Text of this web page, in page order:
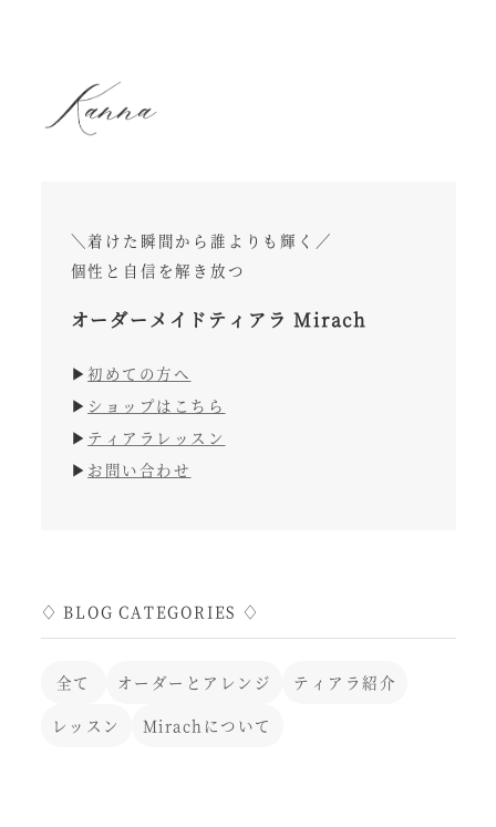
＼着けた瞬間から誰よりも輝く／
個性と自信を解き放つ
オーダーメイドティアラ Mirach
▶︎初めての方へ
▶︎ ショップはこちら
▶︎ ティアラレッスン
▶︎ お問い合わせ
♢ BLOG CATEGORIES ♢
全て オーダーとアレンジ
ティアラ紹介
レッスン
Mirachについて